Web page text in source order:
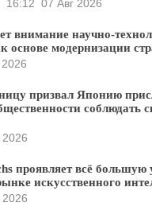
16:12 07 Авг 2026
внимание научно-
основе модернизации
призвал Японию
соблюдать
2026
проявляет всё большую
искусственного
2026